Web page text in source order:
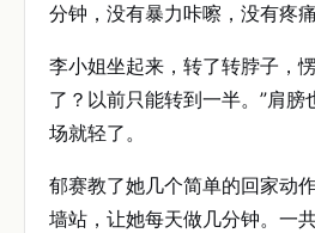
分钟，没有暴力咔嚓，没有疼痛
李小姐坐起来，转了转脖子，
了？以前只能转到一半。”肩膀
场就轻了。
郁赛教了她几个简单的回家动
墙站，让她每天做几分钟。一